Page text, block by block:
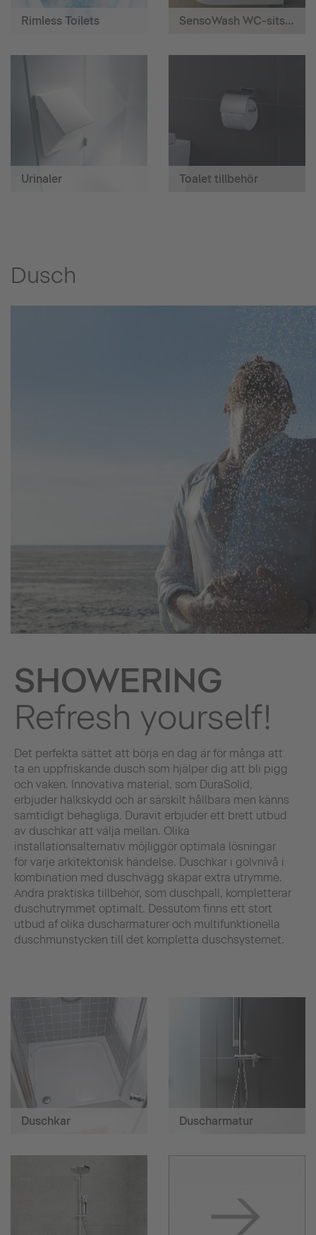
Rimless Toilets SensoWash WC-sits med hygiendusch
Urinaler Toalet tillbehör
Dusch
SHOWERING
Refresh yourself!
Det perfekta sättet att börja en dag är för många att
ta en uppfriskande dusch som hjälper dig att bli pigg
och vaken. Innovativa material, som DuraSolid,
erbjuder halkskydd och är särskilt hållbara men känns
samtidigt behagliga. Duravit erbjuder ett brett utbud
av duschkar att välja mellan. Olika
installationsalternativ möjliggör optimala lösningar
för varje arkitektonisk händelse. Duschkar i golvnivå i
kombination med duschvägg skapar extra utrymme.
Andra praktiska tillbehör, som duschpall, kompletterar
duschutrymmet optimalt. Dessutom finns ett stort
utbud af olika duscharmaturer och multifunktionella
duschmunstycken till det kompletta duschsystemet.
Duschkar Duscharmatur